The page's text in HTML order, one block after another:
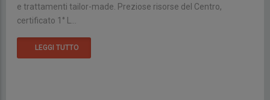
e trattamenti tailor-made. Preziose risorse del Centro,
certificato 1° L...
LEGGI TUTTO